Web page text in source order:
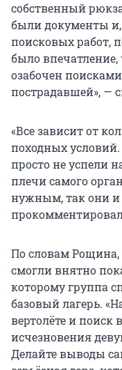
собственный
были документы
поисковых работ,
было впечатление,
озабочен
пострадавшей», —
«Все зависит от
походных
просто не успели
плечи самого
нужным, так они и
По словам
смогли внятно
которому группа
базовый лагерь.
вертолёте и поиск
исчезновения
Делайте выводы